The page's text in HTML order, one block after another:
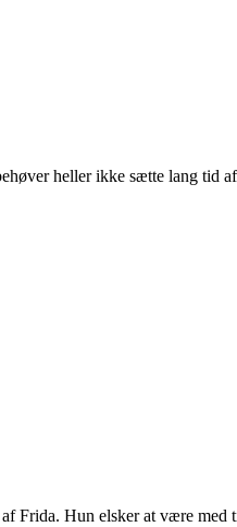
heller ikke sætte lang tid
Frida. Hun elsker at være med